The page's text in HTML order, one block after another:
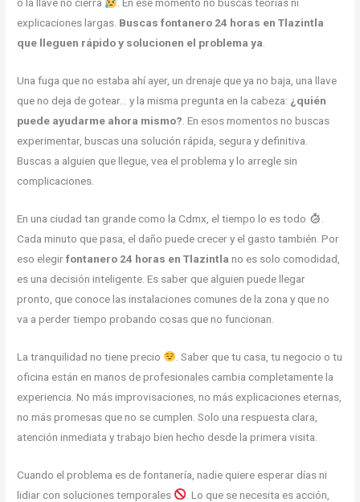
o la llave no cierra
. En ese momento no buscas teorías ni
explicaciones largas. Buscas fontanero 24 horas en Tlazintla
que lleguen rápido y solucionen el problema ya.
Una fuga que no estaba ahí ayer, un drenaje que ya no baja, una llave
que no deja de gotear… y la misma pregunta en la cabeza: ¿quién
puede ayudarme ahora mismo? . En esos momentos no buscas
experimentar, buscas una solución rápida, segura y definitiva.
Buscas a alguien que llegue, vea el problema y lo arregle sin
complicaciones.
En una ciudad tan grande como la Cdmx, el tiempo lo es todo
Cada minuto que pasa, el daño puede crecer y el gasto también. Por
eso elegirfontanero 24 horas en Tlazintla no es solo comodidad,
es una decisión inteligente. Es saber que alguien puede llegar
pronto, que conoce las instalaciones comunes de la zona y que no
va a perder tiempo probando cosas que no funcionan.
La tranquilidad no tiene precio
. Saber que tu casa, tu negocio o tu
oficina están en manos de profesionales cambia completamente la
experiencia. No más improvisaciones, no más explicaciones eternas,
no más promesas que no se cumplen. Solo una respuesta clara,
atención inmediata y trabajo bien hecho desde la primera visita.
Cuando el problema es de fontanería, nadie quiere esperar días ni
lidiar con soluciones temporales
. Lo que se necesita es acción,